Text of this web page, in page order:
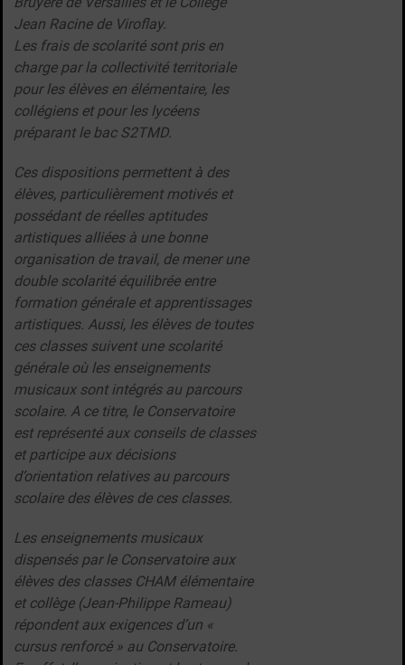
Jean Racine de Viroflay.
Les frais de scolarité sont pris en
charge par la collectivité territoriale
pour les élèves en élémentaire, les
collégiens et pour les lycéens
préparant le bac S2TMD.
Ces dispositions permettent à des
élèves, particulièrement motivés et
possédant de réelles aptitudes
artistiques alliées à une bonne
organisation de travail, de mener une
double scolarité équilibrée entre
formation générale et apprentissages
artistiques. Aussi, les élèves de toutes
ces classes suivent une scolarité
générale où les enseignements
musicaux sont intégrés au parcours
scolaire. A ce titre, le Conservatoire
est représenté aux conseils de classes
et participe aux décisions
d’orientation relatives au parcours
scolaire des élèves de ces classes.
Les enseignements musicaux
dispensés par le Conservatoire aux
élèves des classes CHAM élémentaire
et collège (Jean-Philippe Rameau)
répondent aux exigences d’un «
cursus renforcé » au Conservatoire.